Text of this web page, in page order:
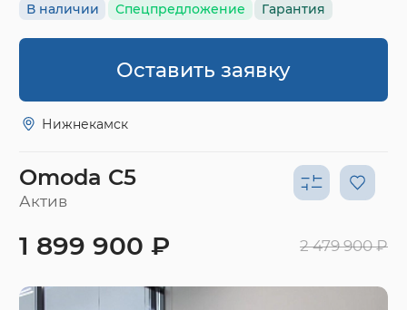
В наличии Спецпредложение Гарантия
Оставить заявку
Нижнекамск
Omoda C5
Актив
1 899 900 ₽ 2 479 900 ₽